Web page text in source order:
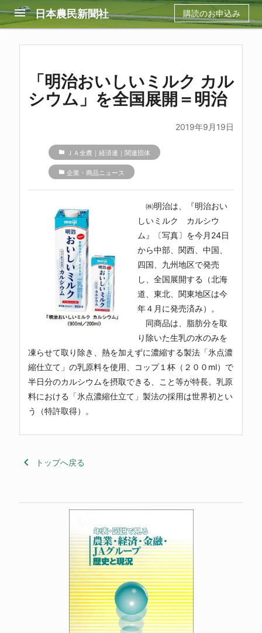
menu 日本農民新聞社 購読のお申込み
「明治おいしいミルク カル
シウム」を全国展開＝明治
2019年9月19日
folder ＪＡ全農｜経済連｜関連団体
folder 企業・商品ニュース
㈱明治は、『明治おい
しいミルク カルシウ
ム』〔写真〕を今月24日
から中部、関西、中国、
四国、九州地区で発売
し、全国展開する（北海
道、東北、関東地区は今
年４月に発売済み）。
同商品は、脂肪分を取
り除いた生乳の水のみを
凍らせて取り除き、熱を加えずに濃縮する製法「氷点濃
縮仕立て」の乳原料を使用、コップ１杯（２００ml）で
半日分のカルシウムを摂取できる、こと等が特長。乳原
料における「氷点濃縮仕立て」製法の採用は世界初とい
う（特許取得）。
keyboard_arrow_left トップへ戻る